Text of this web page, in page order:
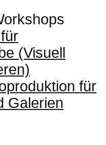
(Visuell
für
Galerien